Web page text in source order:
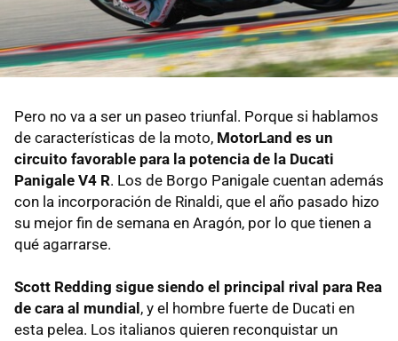
Pero no va a ser un paseo triunfal. Porque si hablamos
de características de la moto, MotorLand es un
circuito favorable para la potencia de la Ducati
Panigale V4 R. Los de Borgo Panigale cuentan además
con la incorporación de Rinaldi, que el año pasado hizo
su mejor fin de semana en Aragón, por lo que tienen a
qué agarrarse.
Scott Redding sigue siendo el principal rival para Rea
de cara al mundial , y el hombre fuerte de Ducati en
esta pelea. Los italianos quieren reconquistar un